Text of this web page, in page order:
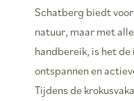
Schatberg biedt
natuur, maar met
handbereik, is het
ontspannen en
Tijdens de